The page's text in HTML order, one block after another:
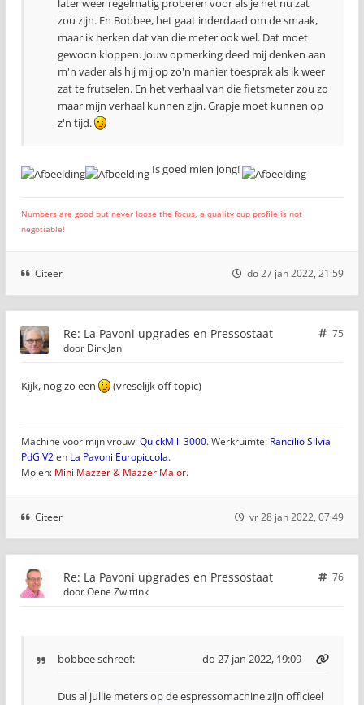
later weer regelmatig proberen voor als je het nu zat
zou zijn. En Bobbee, het gaat inderdaad om de smaak,
maar ik herken dat van die meter ook wel. Dat moet
gewoon kloppen. Jouw opmerking deed mij denken aan
m'n vader als hij mij op zo'n manier toesprak als ik weer
zat te frutselen. En het verhaal van die fietsmeter zou zo
maar mijn verhaal kunnen zijn. Grapje moet kunnen op
z'n tijd.
Is goed mien jong!
Numbers are good but never loose the focus, a quality cup profile is not
negotiable!
Citeer do 27 jan 2022, 21:59
Re: La Pavoni upgrades en Pressostaat
75
door Dirk Jan
Kijk, nog zo een (vreselijk off topic)
Machine voor mijn vrouw:QuickMill 3000. Werkruimte: Rancilio Silvia
PdG V2en La Pavoni Europiccola.
Molen: Mini Mazzer & Mazzer Major.
Citeer vr 28 jan 2022, 07:49
Re: La Pavoni upgrades en Pressostaat
76
doorOene Zwittink
bobbeeschreef: do 27 jan 2022, 19:09
Dus al jullie meters op de espressomachine zijn officieel